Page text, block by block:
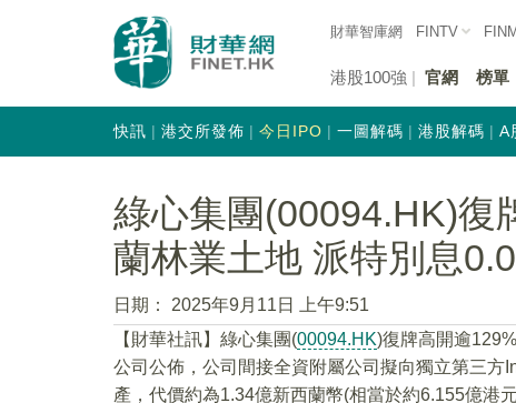
財華智庫網 FINTV
港股100強 官網 榜單
快訊 港交所發佈 今日IPO 一圖解碼 港股解碼 A
綠心集團(00094.HK)復
蘭林業土地 派特別息
日期：
2025年9月11日 上午9:51
【財華社訊】綠心集團(00094.HK)復牌高開逾
公司公佈，公司間接全資附屬公司擬向獨立第三方
產，代價約為1.34億新西蘭幣(相當於約6.155億港